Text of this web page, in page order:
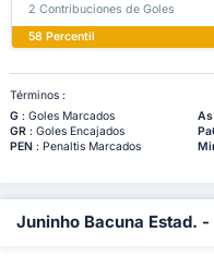
2 Contribuciones de Goles
58 Percentil
Términos :
G: Goles Marcados As
GR: Goles Encajados
PEN : Penaltis Marcados
Juninho Bacuna Estad.